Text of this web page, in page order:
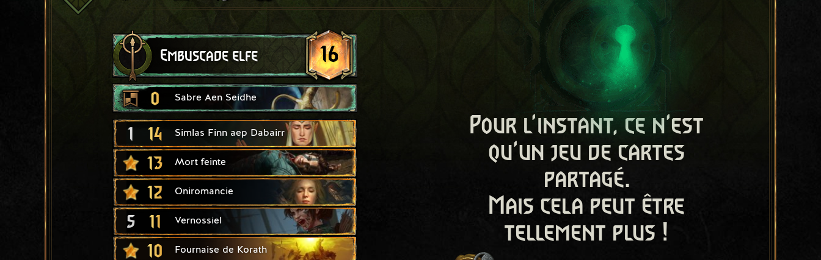
Embuscade elfe 16
0 Sabre Aen Seidhe
1 14 Simlas Finn aep Dabairr
13 Mort feinte
12 Oniromancie
5 11 Vernossiel
10 Fournaise de Korath
Pour l'instant, ce n'est
qu'un jeu de cartes
partagé.
Mais cela peut être
tellement plus !